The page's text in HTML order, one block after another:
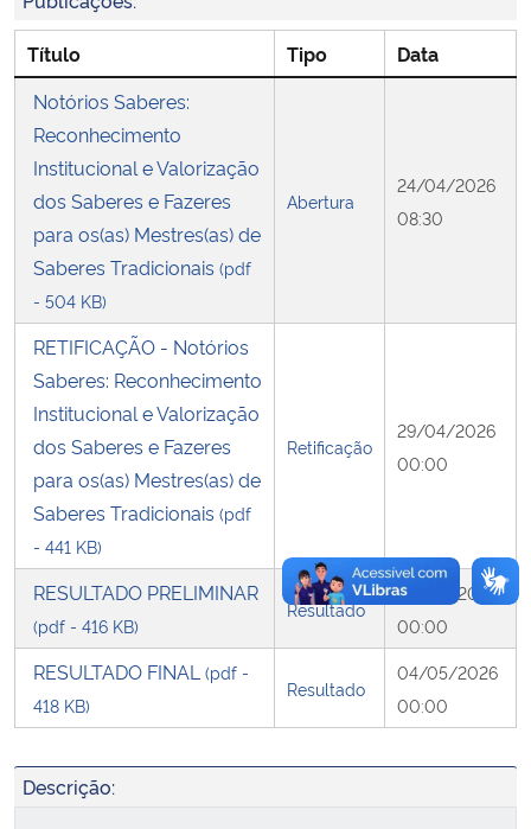
Secretaria-Geral
Gabinete de Segurança Institucional
Advocacia-Geral da União
Banco Central do Brasil
Título Tipo
Data
Notórios Saberes:
Reconhecimento
Institucional e Valorização
dos Saberes e Fazeres
para os(as) Mestres(as) de
Saberes Tradicionais (pdf
- 504 KB)
Abertura
24/04/2026
08:30
RETIFICAÇÃO - Notórios
Saberes: Reconhecimento
Institucional e Valorização
dos Saberes e Fazeres
para os(as) Mestres(as) de
Saberes Tradicionais (pdf
- 441 KB)
Retificação
29/04/2026
00:00
RESULTADO PRELIMINAR
(pdf - 416 KB)
Resultado
02/05/2026
00:00
RESULTADO FINAL (pdf -
418 KB)
Resultado
04/05/2026
00:00
Descrição: